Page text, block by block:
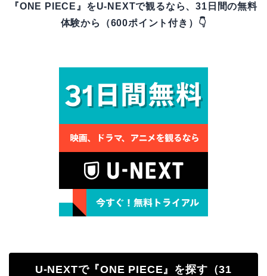
『ONE PIECE』をU-NEXTで観るなら、31日間の無料
体験から（600ポイント付き）👇
U-NEXTで『ONE PIECE』を探す（31